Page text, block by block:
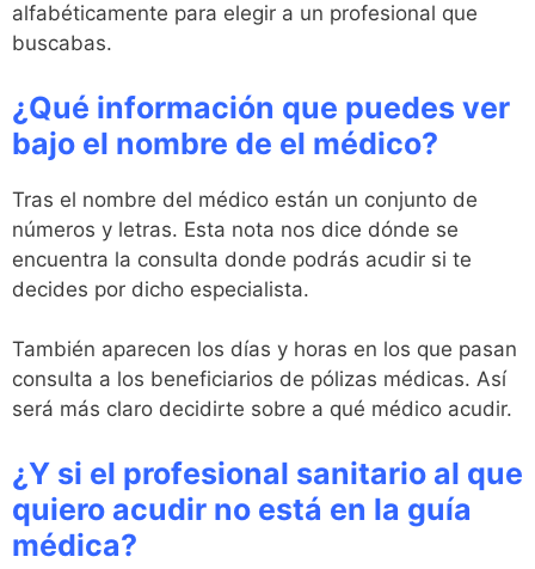
alfabéticamente para elegir a un profesional que
buscabas.
¿Qué información que puedes ver
bajo el nombre de el médico?
Tras el nombre del médico están un conjunto de
números y letras. Esta nota nos dice dónde se
encuentra la consulta donde podrás acudir si te
decides por dicho especialista.
También aparecen los días y horas en los que pasan
consulta a los beneficiarios de pólizas médicas. Así
será más claro decidirte sobre a qué médico acudir.
¿Y si el profesional sanitario al que
quiero acudir no está en la guía
médica?